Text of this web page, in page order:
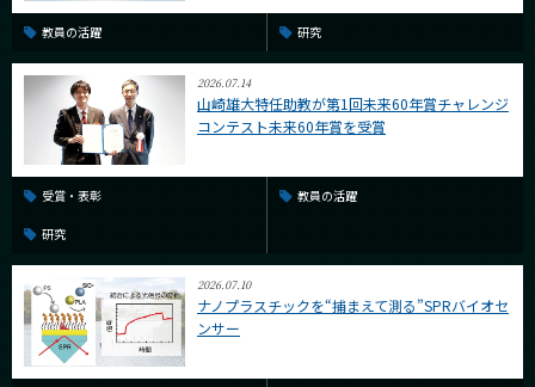
教員の活躍 研究
2026.07.14
山崎雄大特任助教が第1回未来60年賞チャレンジ
コンテスト未来60年賞を受賞
受賞・表彰 教員の活躍
研究
2026.07.10
ナノプラスチックを“捕まえて測る”SPRバイオセ
ンサー